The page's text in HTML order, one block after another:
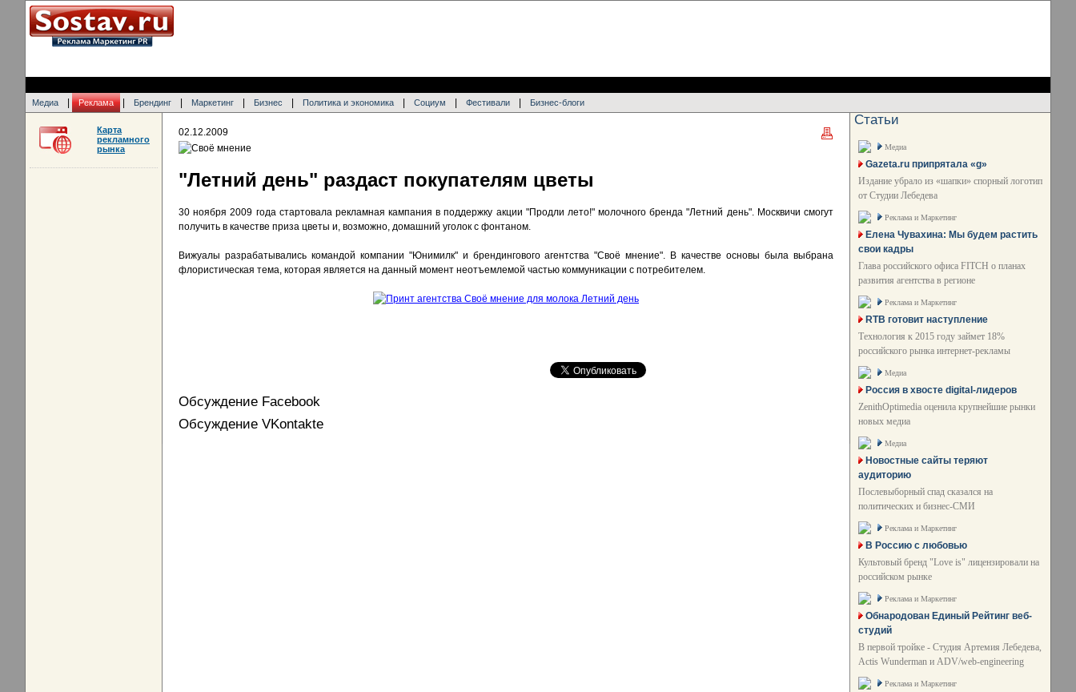
Медиа Реклама Брендинг Маркетинг Бизнес Политика и экономика Социум Фестивали Бизнес-блоги
02.12.2009
"Летний день" раздаст покупателям цветы
30 ноября 2009 года стартовала рекламная кампания в поддержку акции "Продли лето!" молочного бренда "Летний день". Москвичи смогут
получить в качестве приза цветы и, возможно, домашний уголок с фонтаном.
Вижуалы разрабатывались командой компании "Юнимилк" и брендингового агентства "Своё мнение". В качестве основы была выбрана
флористическая тема, которая является на данный момент неотъемлемой частью коммуникации с потребителем.
Обсуждение Facebook
Обсуждение VKontakte
Карта
рекламного
рынка
Статьи
Медиа
Gazeta.ru припрятала «g»
Издание убрало из «шапки» спорный логотип
от Студии Лебедева
Реклама и Маркетинг
Елена Чувахина: Мы будем растить
свои кадры
Глава российского офиса FITCH о планах
развития агентства в регионе
Реклама и Маркетинг
RTB готовит наступление
Технология к 2015 году займет 18%
российского рынка интернет-рекламы
Медиа
Россия в хвосте digital-лидеров
ZenithOptimedia оценила крупнейшие рынки
новых медиа
Медиа
Новостные сайты теряют
аудиторию
Послевыборный спад сказался на
политических и бизнес-СМИ
Реклама и Маркетинг
В Россию с любовью
Культовый бренд "Love is" лицензировали на
российском рынке
Реклама и Маркетинг
Обнародован Единый Рейтинг веб-
студий
В первой тройке - Студия Артемия Лебедева,
Actis Wunderman и ADV/web-engineering
Реклама и Маркетинг